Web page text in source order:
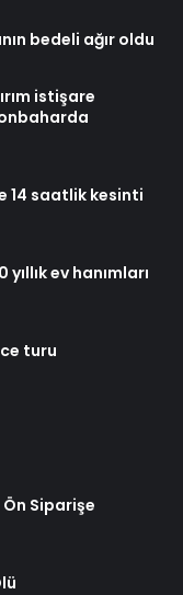
bedeli ağır oldu
istişare
14 saatlik kesinti
ev hanımları
turu
Siparişe